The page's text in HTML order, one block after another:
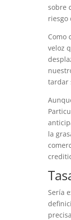
sobre
riesgo
Como
veloz
tardar
la
Serí­a